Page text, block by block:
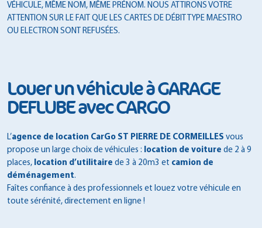
VÉHICULE, MÊME NOM, MÊME PRÉNOM. NOUS ATTIRONS VOTRE
ATTENTION SUR LE FAIT QUE LES CARTES DE DÉBIT TYPE MAESTRO
OU ELECTRON SONT REFUSÉES.
Louer un véhicule à GARAGE
DEFLUBE avec CARGO
L’agence de location CarGo ST PIERRE DE CORMEILLES vous
propose un large choix de véhicules : location de voiture de 2 à 9
places, location d’utilitaire de 3 à 20m3 et camion de
déménagement.
Faîtes confiance à des professionnels et louez votre véhicule en
toute sérénité, directement en ligne !